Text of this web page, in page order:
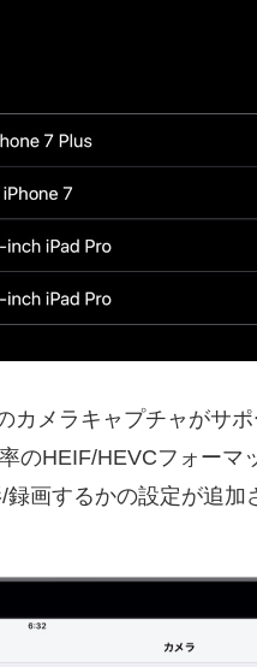
カメラキャプチャがサ
のHEIF/HEVCフォーマ
画するかの設定が追加